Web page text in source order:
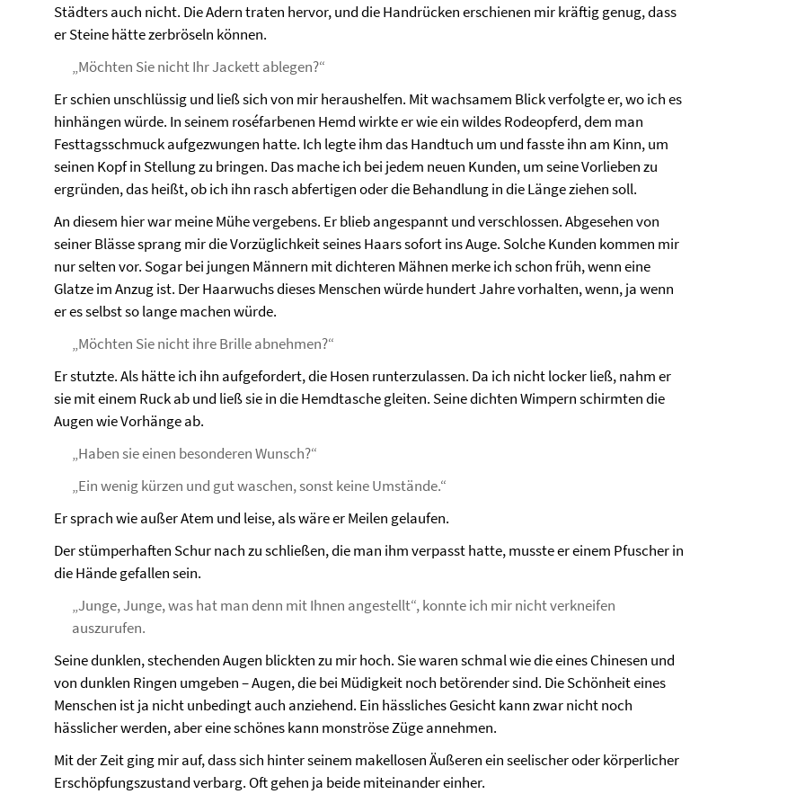
Städters auch nicht. Die Adern traten hervor, und die Handrücken erschienen mir kräftig genug, dass
er Steine hätte zerbröseln können.
„Möchten Sie nicht Ihr Jackett ablegen?“
Er schien unschlüssig und ließ sich von mir heraushelfen. Mit wachsamem Blick verfolgte er, wo ich es
hinhängen würde. In seinem roséfarbenen Hemd wirkte er wie ein wildes Rodeopferd, dem man
Festtagsschmuck aufgezwungen hatte. Ich legte ihm das Handtuch um und fasste ihn am Kinn, um
seinen Kopf in Stellung zu bringen. Das mache ich bei jedem neuen Kunden, um seine Vorlieben zu
ergründen, das heißt, ob ich ihn rasch abfertigen oder die Behandlung in die Länge ziehen soll.
An diesem hier war meine Mühe vergebens. Er blieb angespannt und verschlossen. Abgesehen von
seiner Blässe sprang mir die Vorzüglichkeit seines Haars sofort ins Auge. Solche Kunden kommen mir
nur selten vor. Sogar bei jungen Männern mit dichteren Mähnen merke ich schon früh, wenn eine
Glatze im Anzug ist. Der Haarwuchs dieses Menschen würde hundert Jahre vorhalten, wenn, ja wenn
er es selbst so lange machen würde.
„Möchten Sie nicht ihre Brille abnehmen?“
Er stutzte. Als hätte ich ihn aufgefordert, die Hosen runterzulassen. Da ich nicht locker ließ, nahm er
sie mit einem Ruck ab und ließ sie in die Hemdtasche gleiten. Seine dichten Wimpern schirmten die
Augen wie Vorhänge ab.
„Haben sie einen besonderen Wunsch?“
„Ein wenig kürzen und gut waschen, sonst keine Umstände.“
Er sprach wie außer Atem und leise, als wäre er Meilen gelaufen.
Der stümperhaften Schur nach zu schließen, die man ihm verpasst hatte, musste er einem Pfuscher in
die Hände gefallen sein.
„Junge, Junge, was hat man denn mit Ihnen angestellt“, konnte ich mir nicht verkneifen
auszurufen.
Seine dunklen, stechenden Augen blickten zu mir hoch. Sie waren schmal wie die eines Chinesen und
von dunklen Ringen umgeben – Augen, die bei Müdigkeit noch betörender sind. Die Schönheit eines
Menschen ist ja nicht unbedingt auch anziehend. Ein hässliches Gesicht kann zwar nicht noch
hässlicher werden, aber eine schönes kann monströse Züge annehmen.
Mit der Zeit ging mir auf, dass sich hinter seinem makellosen Äußeren ein seelischer oder körperlicher
Erschöpfungszustand verbarg. Oft gehen ja beide miteinander einher.